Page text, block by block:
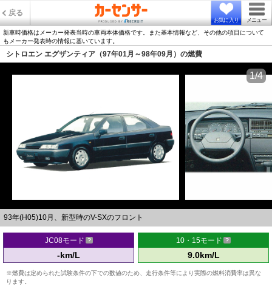
戻る
お気に入り メニュー
新車時価格はメーカー発表当時の車両本体価格です。また基本情報など、その他の項目について
もメーカー発表時の情報に基いています。
シトロエン エグザンティア（97年01月～98年09月）の燃費
93年(H05)10月、新型時のV-SXのフロント
1/4
JC08モード
-km/L
10・15モード
9.0km/L
※燃費は定められた試験条件の下での数値のため、走行条件等により実際の燃料消費率は異な
ります。